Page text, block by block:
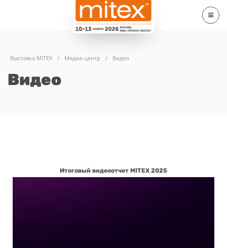
Выставка MITEX / Медиа-центр / Видео
Видео
Итоговый видеоотчет MITEX 2025